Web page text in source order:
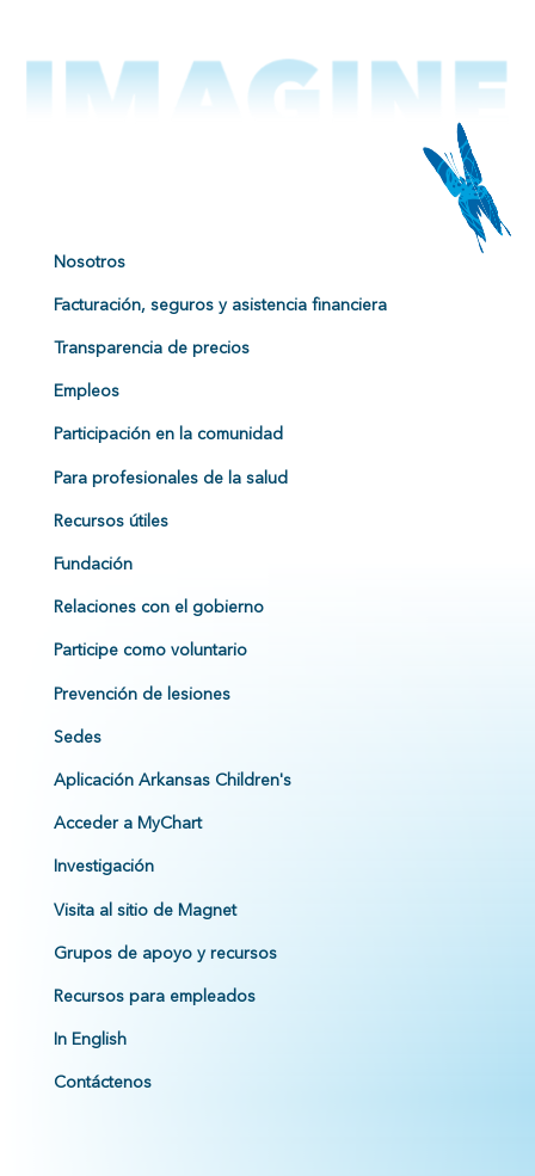
Nosotros
Facturación, seguros y asistencia financiera
Transparencia de precios
Empleos
Participación en la comunidad
Para profesionales de la salud
Recursos útiles
Fundación
Relaciones con el gobierno
Participe como voluntario
Prevención de lesiones
Sedes
Aplicación Arkansas Children's
Acceder a MyChart
Investigación
Visita al sitio de Magnet
Grupos de apoyo y recursos
Recursos para empleados
In English
Contáctenos